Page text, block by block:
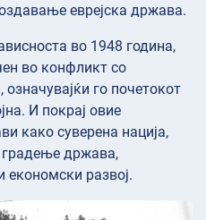
еврејска држава.
во 1948 година,
во конфликт со
го почетокот
И покрај овие
како суверена нација,
градење држава,
економски развој.